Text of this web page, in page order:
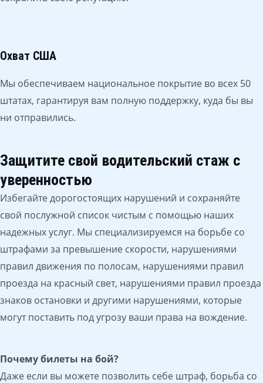
Охват США
Мы обеспечиваем национальное покрытие во всех 50
штатах, гарантируя вам полную поддержку, куда бы вы
ни отправились.
Защитите свой водительский стаж с
уверенностью
Избегайте дорогостоящих нарушений и сохраняйте
свой послужной список чистым с помощью наших
надежных услуг. Мы специализируемся на борьбе со
штрафами за превышение скорости, нарушениями
правил движения по полосам, нарушениями правил
проезда на красный свет, нарушениями правил проезда
знаков остановки и другими нарушениями, которые
могут поставить под угрозу ваши права на вождение.
Почему билеты на бой?
Даже если вы можете позволить себе штраф, борьба со